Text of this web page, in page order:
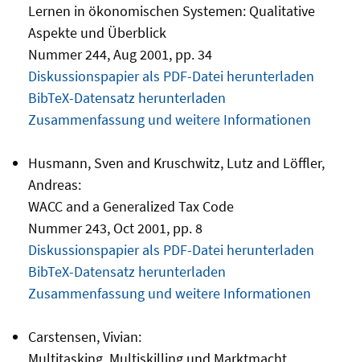
Lernen in ökonomischen Systemen: Qualitative
Aspekte und Überblick
Nummer 244, Aug 2001, pp. 34
Diskussionspapier als PDF-Datei herunterladen
BibTeX-Datensatz herunterladen
Zusammenfassung und weitere Informationen
Husmann, Sven and Kruschwitz, Lutz and Löffler,
Andreas:
WACC and a Generalized Tax Code
Nummer 243, Oct 2001, pp. 8
Diskussionspapier als PDF-Datei herunterladen
BibTeX-Datensatz herunterladen
Zusammenfassung und weitere Informationen
Carstensen, Vivian: